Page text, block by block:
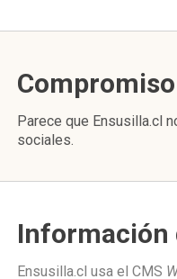
Parece que Ensusilla.cl
sociales.
Información
Ensusilla.cl usa el CMS